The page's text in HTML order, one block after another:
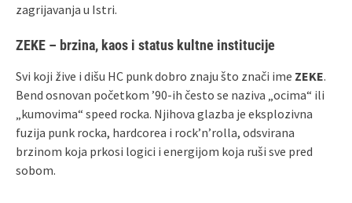
zagrijavanja u Istri.
ZEKE – brzina, kaos i status kultne institucije
Svi koji žive i dišu HC punk dobro znaju što znači ime ZEKE.
Bend osnovan početkom ’90-ih često se naziva „ocima“ ili
„kumovima“ speed rocka. Njihova glazba je eksplozivna
fuzija punk rocka, hardcorea i rock’n’rolla, odsvirana
brzinom koja prkosi logici i energijom koja ruši sve pred
sobom.